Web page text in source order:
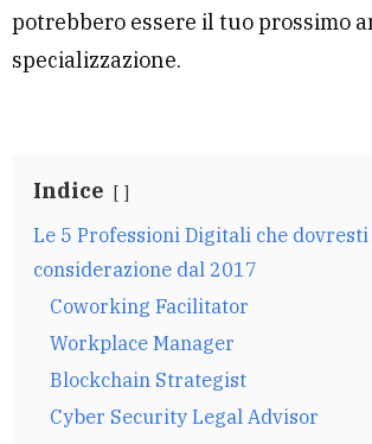
potrebbero essere il tuo prossimo
specializzazione.
Indice
Le 5 Professioni Digitali che
considerazione dal 2017
Coworking Facilitator
Workplace Manager
Blockchain Strategist
Cyber Security Legal Advisor